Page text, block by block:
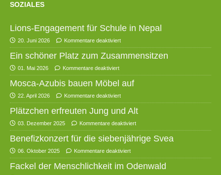
SOZIALES
Lions-Engagement für Schule in Nepal
20. Juni 2026 Kommentare deaktiviert
Ein schöner Platz zum Zusammensitzen
01. Mai 2026 Kommentare deaktiviert
Mosca-Azubis bauen Möbel auf
22. April 2026 Kommentare deaktiviert
Plätzchen erfreuten Jung und Alt
03. Dezember 2025 Kommentare deaktiviert
Benefizkonzert für die siebenjährige Svea
06. Oktober 2025 Kommentare deaktiviert
Fackel der Menschlichkeit im Odenwald